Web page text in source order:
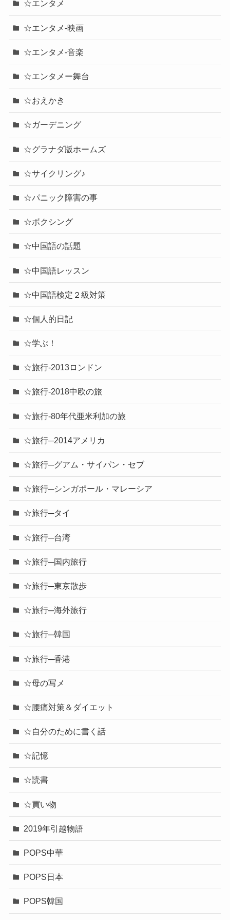
☆エンタメ
☆エンタメ-映画
☆エンタメ-音楽
☆エンタメー舞台
☆おえかき
☆ガーデニング
☆グラナダ版ホームズ
☆サイクリング♪
☆パニック障害の事
☆ボクシング
☆中国語の話題
☆中国語レッスン
☆中国語検定２級対策
☆個人的日記
☆学ぶ！
☆旅行-2013ロンドン
☆旅行-2018中欧の旅
☆旅行-80年代亜米利加の旅
☆旅行─2014アメリカ
☆旅行─グアム・サイパン・セブ
☆旅行─シンガポール・マレーシア
☆旅行─タイ
☆旅行─台湾
☆旅行─国内旅行
☆旅行─東京散歩
☆旅行─海外旅行
☆旅行─韓国
☆旅行─香港
☆母の写メ
☆腰痛対策＆ダイエット
☆自分のために書く話
☆記憶
☆読書
☆買い物
2019年引越物語
POPS中華
POPS日本
POPS韓国